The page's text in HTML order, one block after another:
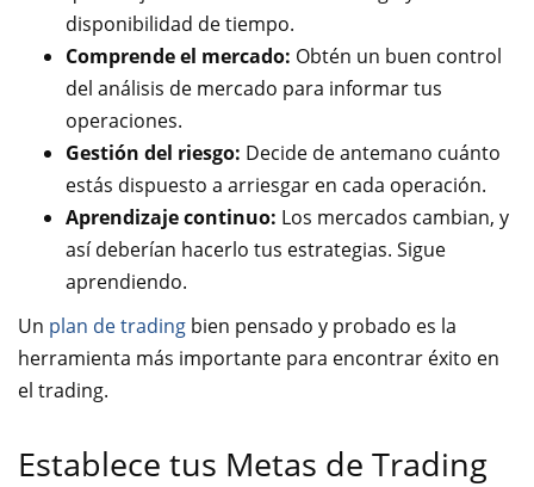
disponibilidad de tiempo.
Comprende el mercado: Obtén un buen control
del análisis de mercado para informar tus
operaciones.
Gestión del riesgo: Decide de antemano cuánto
estás dispuesto a arriesgar en cada operación.
Aprendizaje continuo: Los mercados cambian, y
así deberían hacerlo tus estrategias. Sigue
aprendiendo.
Un plan de trading bien pensado y probado es la
herramienta más importante para encontrar éxito en
el trading.
Establece tus Metas de Trading